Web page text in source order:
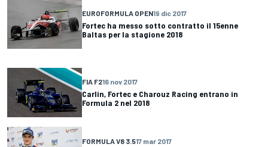
EUROFORMULA OPEN19 dic 2017
Fortec ha messo sotto contratto il 15enne
Baltas per la stagione 2018
FIA F216 nov 2017
Carlin, Fortec e Charouz Racing entrano in
Formula 2 nel 2018
FORMULA V8 3.517 mar 2017